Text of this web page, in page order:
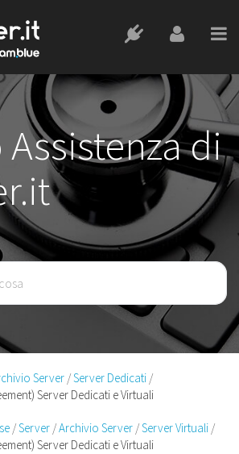
di
Server Server Dedicati
Server Dedicati e Virtuali
Server Archivio Server Server Virtuali
Server Dedicati e Virtuali